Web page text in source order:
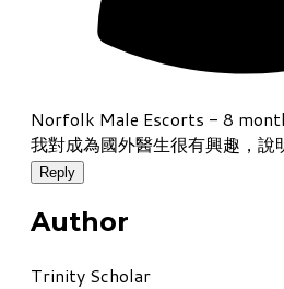
Norfolk Male Escorts - 8
我對成為國外醫生很有興趣，說
Reply
Author
Trinity Scholar